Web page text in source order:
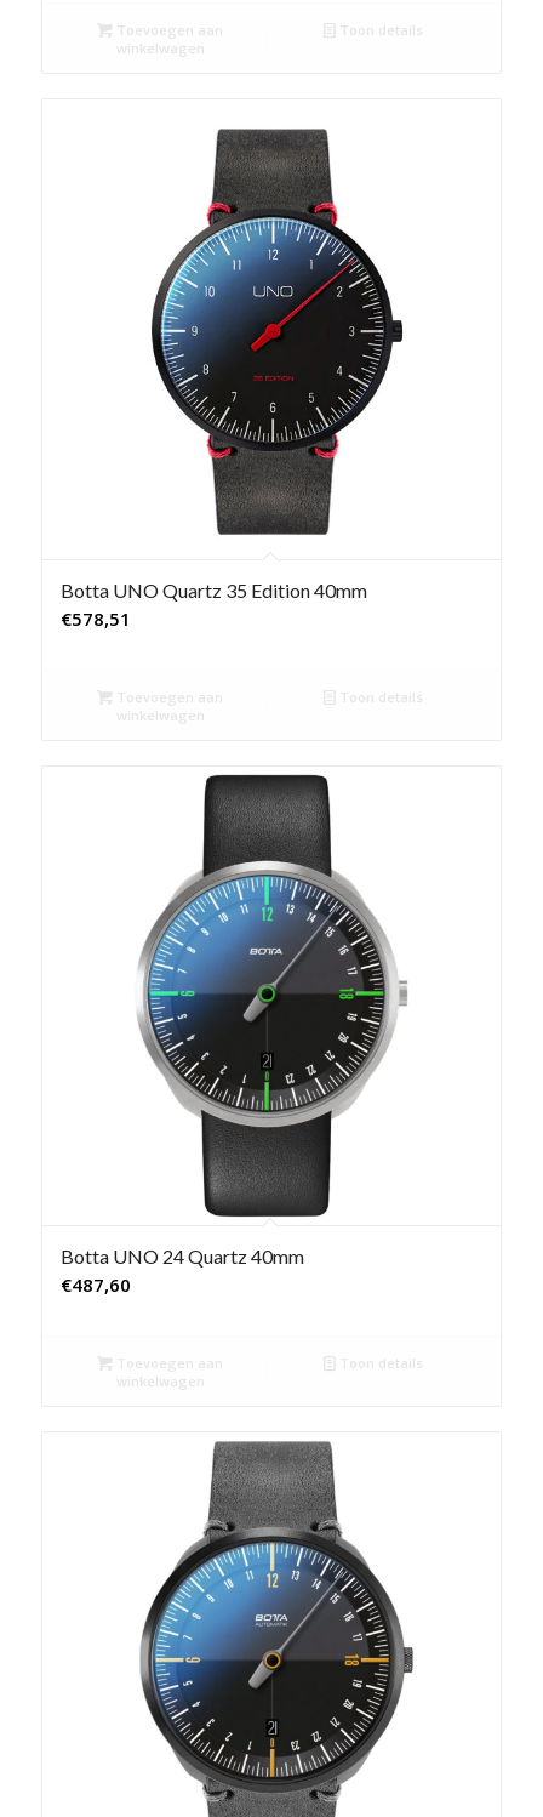
Toevoegen aan
winkelwagen
Toon details
Botta UNO Quartz 35 Edition 40mm
€578,51
Toevoegen aan
winkelwagen
Toon details
Botta UNO 24 Quartz 40mm
€487,60
Toevoegen aan
winkelwagen
Toon details